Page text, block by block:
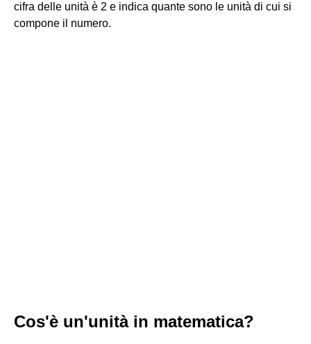
cifra delle unità è 2 e indica quante sono le unità di cui si
compone il numero.
Cos'è un'unità in matematica?